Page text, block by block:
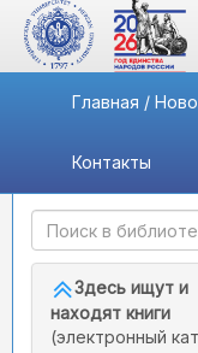
Главная /
Контакты
Быстрый доступ
Здесь ищут и
находят книги
(электронный